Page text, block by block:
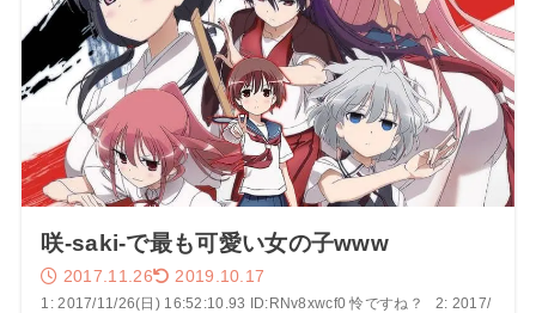
咲-saki-で最も可愛い女の子www
2017.11.26 2019.10.17
1: 2017/11/26(日) 16:52:10.93 ID:RNv8xwcf0 怜ですね？ 2: 2017/